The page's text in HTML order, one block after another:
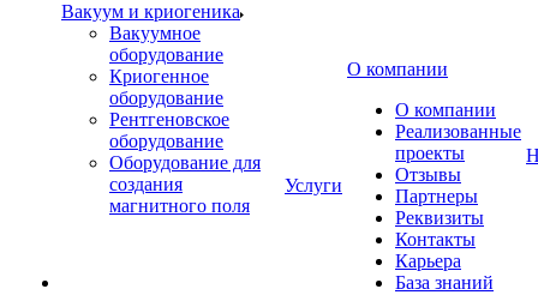
Вакуум и криогеника
Вакуумное
оборудование
Криогенное
оборудование
Рентгеновское
оборудование
Оборудование для
создания
магнитного поля
Услуги
О компании
О компании
Реализованные
проекты
Отзывы
Партнеры
Реквизиты
Контакты
Карьера
База знаний